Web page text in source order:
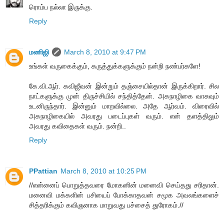
ரொம்ப நல்லா இருக்கு.
Reply
மணிஜி
March 8, 2010 at 9:47 PM
உங்கள் வருகைக்கும், கருத்துக்களுக்கும் நன்றி நண்பர்களே!
கே.வி.ஆர். கவிஜீவன் இன்றும் தஞ்சையில்தான் இருக்கிறார். சில
நாட்களுக்கு முன் திருச்சியில் சந்தித்தேன். அகநாழிகை வாசுவும்
உடனிருந்தார். இன்னும் மாறவில்லை. அதே ஆர்வம். விரைவில்
அகநாழிகையில் அவரது படைப்புகள் வரும். என் தளத்திலும்
அவரது கவிதைகள் வரும். நன்றி..
Reply
PPattian March 8, 2010 at 10:25 PM
//என்னைப் பொறுத்தவரை மோகனின் மனைவி செய்தது சரிதான்.
மனைவி மக்களின் பசியைப் போக்காதவன் சமூக அவலங்களைச்
சித்தரிக்கும் கவிஞனாக மாறுவது பச்சைத் துரோகம்.//